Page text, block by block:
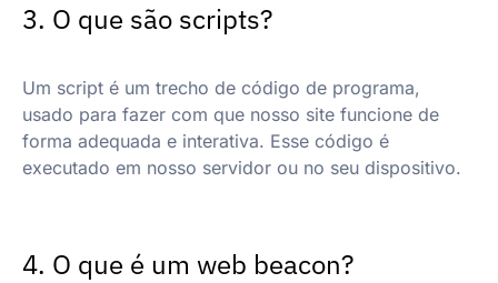
3. O que são scripts?
Um script é um trecho de código de programa,
usado para fazer com que nosso site funcione de
forma adequada e interativa. Esse código é
executado em nosso servidor ou no seu dispositivo.
4. O que é um web beacon?